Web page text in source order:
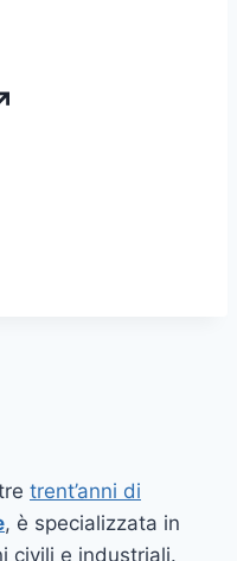
trent’anni di
, è specializzata in
civili e industriali.